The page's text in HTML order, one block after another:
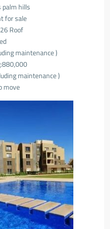
palm hills
for sale
Roof
maintenance )
maintenance )
move